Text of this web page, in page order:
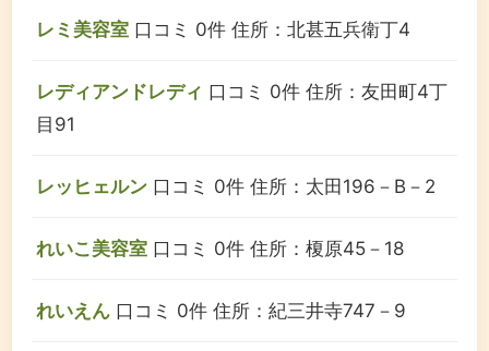
レミ美容室 口コミ 0件 住所：北甚五兵衛丁4
レディアンドレディ 口コミ 0件 住所：友田町4丁
目91
レッヒェルン 口コミ 0件 住所：太田196－B－2
れいこ美容室 口コミ 0件 住所：榎原45－18
れいえん 口コミ 0件 住所：紀三井寺747－9